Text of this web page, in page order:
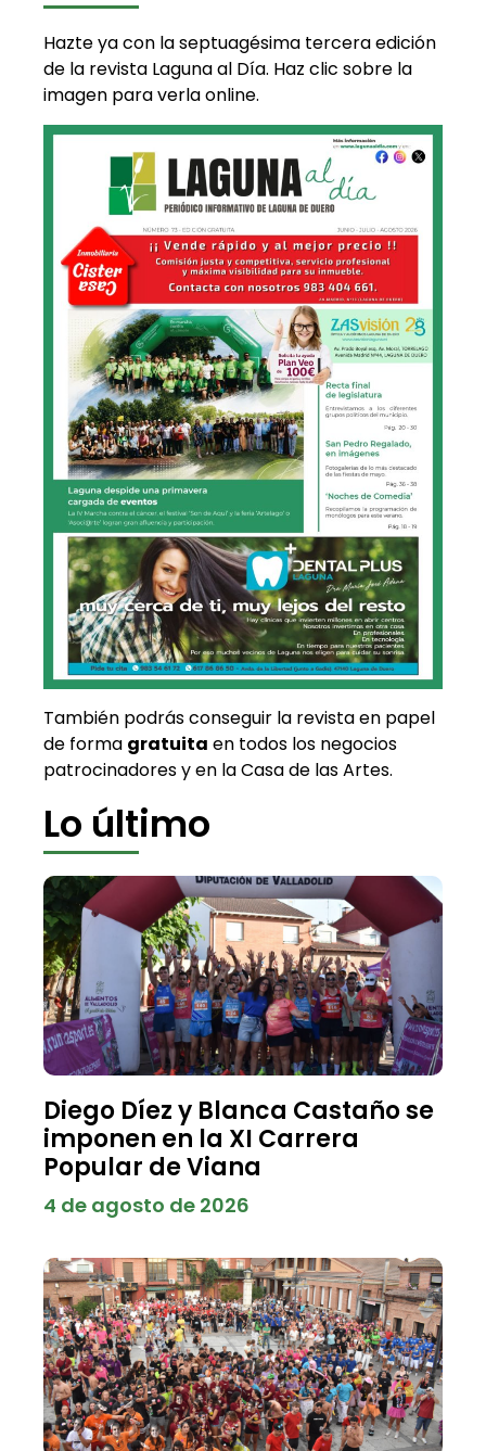
Hazte ya con la septuagésima tercera edición
de la revista Laguna al Día. Haz clic sobre la
imagen para verla online.
También podrás conseguir la revista en papel
de forma gratuita en todos los negocios
patrocinadores y en la Casa de las Artes.
Lo último
Diego Díez y Blanca Castaño se
imponen en la XI Carrera
Popular de Viana
4 de agosto de 2026